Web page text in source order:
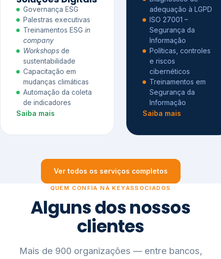
Governança ESG
Palestras executivas
Treinamentos ESG in
company
Workshops de
sustentabilidade
Capacitação em
mudanças climáticas
Automação da coleta
de indicadores
Saiba mais
adequação à LGPD
ISO 27001 –
Segurança da
Informação
Políticas, controles
e riscos
cibernéticos
Treinamentos em
Segurança da
Informação
Saiba mais
Ver todos os serviços completos
QUEM CONFIA NA KEYASSOCIADOS
Alguns dos nossos
clientes
Mais de 900 organizações — entre bancos,